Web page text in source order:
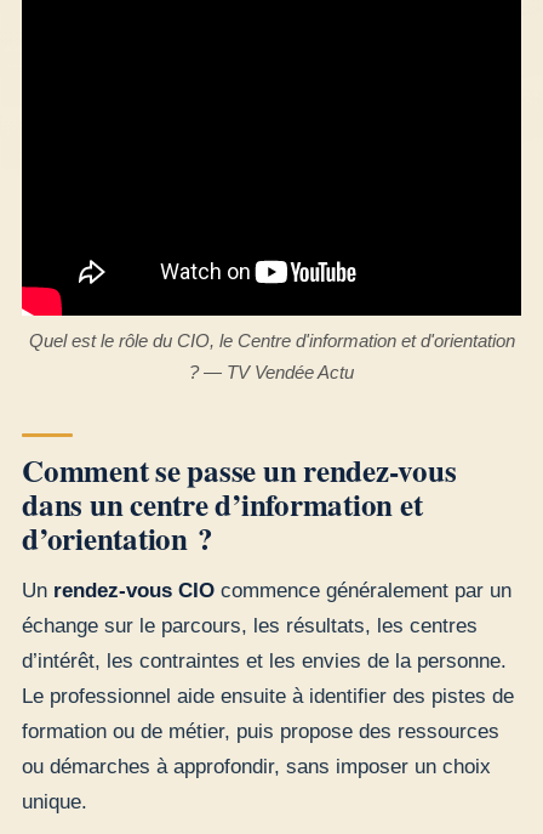
Quel est le rôle du CIO, le Centre d'information et d'orientation
? — TV Vendée Actu
Comment se passe un rendez-vous
dans un centre d’information et
d’orientation ?
Un rendez-vous CIO commence généralement par un
échange sur le parcours, les résultats, les centres
d’intérêt, les contraintes et les envies de la personne.
Le professionnel aide ensuite à identifier des pistes de
formation ou de métier, puis propose des ressources
ou démarches à approfondir, sans imposer un choix
unique.